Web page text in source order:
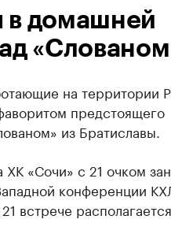
в домашней
на территории
предстоящего
из Братиславы.
«Сочи» с 21 очком
конференции
встрече